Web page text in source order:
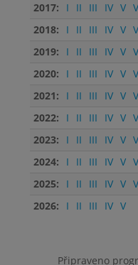
2017:
I II III IV V
2018:
I II III IV V
2019:
I II III IV V
2020:
I II III IV V
2021:
I II III IV V
2022:
I II III IV V
2023:
I II III IV V
2024:
I II III IV V
2025:
I II III IV V
2026:
I II III IV V
Připraveno